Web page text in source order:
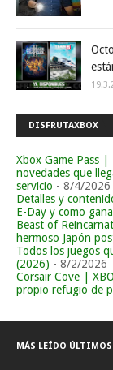
DISFRUTAXBOX
Xbox Game Pass
novedades que
servicio - 8/4/2026
Detalles y
E-Day y como
Beast of
hermoso Japón
Todos los juegos
(2026) - 8/2/2026
Corsair Cove |
propio refugio de
MÁS LEÍDO